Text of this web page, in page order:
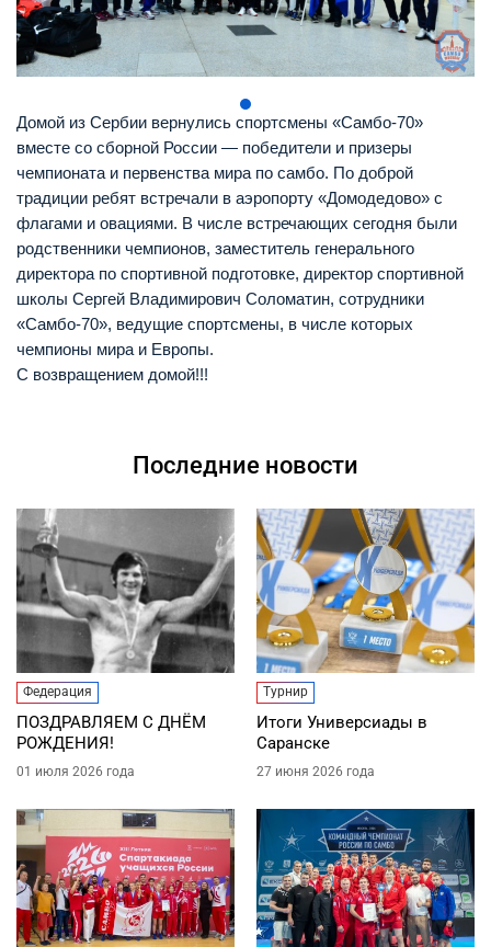
Домой из Сербии вернулись спортсмены «Самбо-70»
вместе со сборной России — победители и призеры
чемпионата и первенства мира по самбо. По доброй
традиции ребят встречали в аэропорту «Домодедово» с
флагами и овациями. В числе встречающих сегодня были
родственники чемпионов, заместитель генерального
директора по спортивной подготовке, директор спортивной
школы Сергей Владимирович Соломатин, сотрудники
«Самбо-70», ведущие спортсмены, в числе которых
чемпионы мира и Европы.
С возвращением домой!!!
Последние новости
Федерация
ПОЗДРАВЛЯЕМ С ДНЁМ
РОЖДЕНИЯ!
01 июля 2026 года
Турнир
Итоги Универсиады в
Саранске
27 июня 2026 года